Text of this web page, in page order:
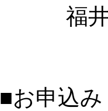
福井大
■お申込み